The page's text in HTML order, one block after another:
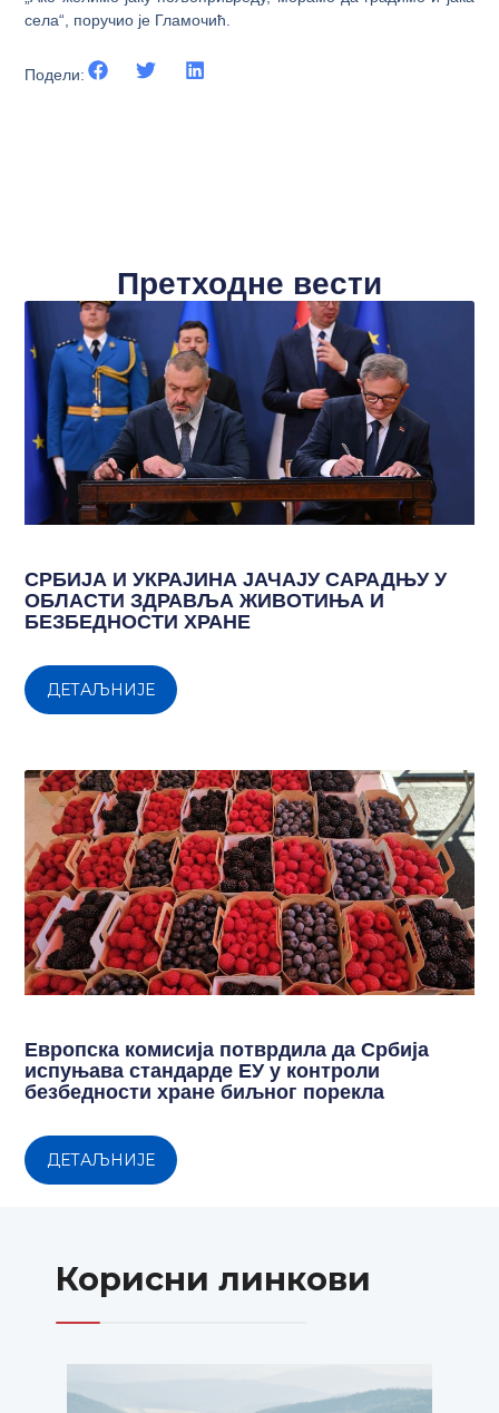
села“, поручио је Гламочић.
Подели:
Претходне вести
СРБИЈА И УКРАЈИНА ЈАЧАЈУ САРАДЊУ У
ОБЛАСТИ ЗДРАВЉА ЖИВОТИЊА И
БЕЗБЕДНОСТИ ХРАНЕ
ДЕТАЉНИЈЕ
Европска комисија потврдила да Србија
испуњава стандарде ЕУ у контроли
безбедности хране биљног порекла
ДЕТАЉНИЈЕ
Корисни линкови